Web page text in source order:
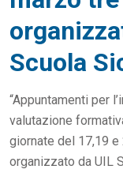
Scuola
“Appuntamenti per
valutazione
giornate del 17,19
organizzato da UIL